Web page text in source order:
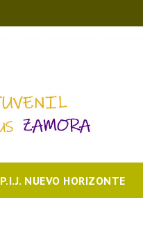
P.I.J. NUEVO HORIZONTE